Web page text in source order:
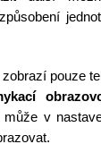
pouze
v